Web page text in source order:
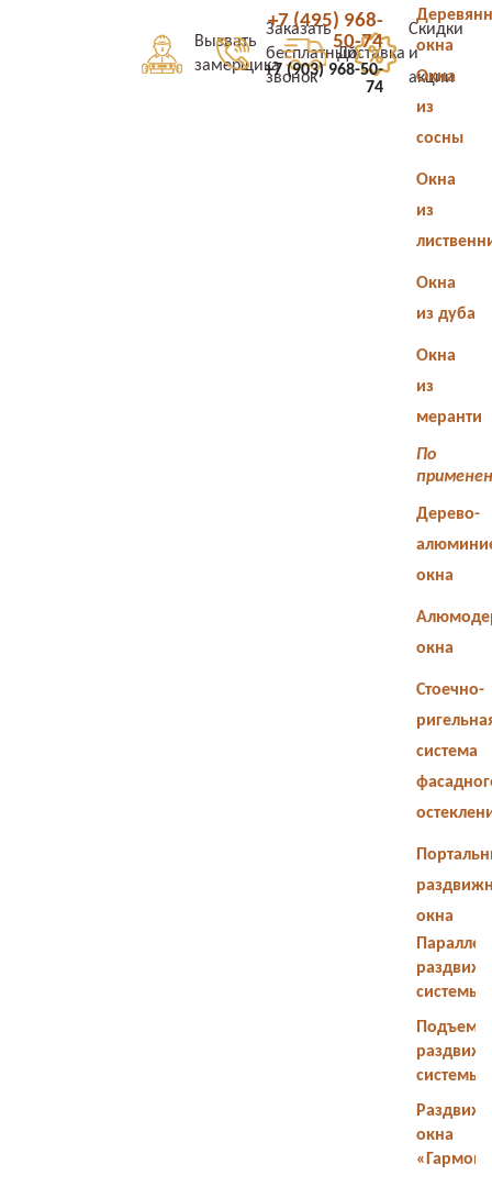
Вызвать
замерщика
Заказать
бесплатный
звонок
Доставка
Скидки
и
акции
+7 (495) 968-
50-74
+7 (903) 968-50-
74
окна
Окна
из
сосны
Окна
из
Окна
из дуба
Окна
из
меранти
По
Дерево-
окна
окна
Стоечно-
система
окна
системы
системы
окна